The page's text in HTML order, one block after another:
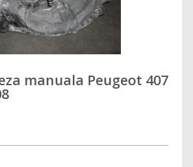
manuala Peugeot 407